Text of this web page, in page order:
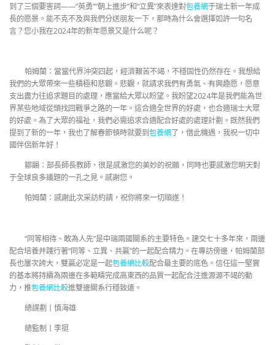
到了三個要害詞——“英勇”“朝上進步”和“立異”來表達對包養網于瑞士新一年成
長的愿景。能不克不及與我們分送朋友一下，那時為什么會選擇如許一句名
言？您小我在2024年的新年愿景又是什么呢？
帕姆蘭：當當代界沖突四起，經濟艱苦不竭，不穩固性仍然存在。我想給
我們的大眾帶來一些積極和悲觀。悲觀，就請求我們有勇氣、有興趣愿，愿意
支出盡力往追求題目的處理，應當給大眾以盼望。我盼望2024年是我們能為世
界某些地域從頭找回戰爭之路的一年。這合適全世界的好處，也合適瑞士大眾
的好處。為了大眾的福祉，我們必需追求合適配合好處的處理計劃。既然我們
提到了新的一年，我也了解春節頓時就要到包養網了，借此機遇，我祝一切中
國伴侶新年好！
鄒韻：部長師長教師，很是感激您的美妙的祝願，同時也要感激您明天對
于全球良多議題的一孔之見。感謝您。
帕姆蘭：感謝此次采訪約請，祝你將來一切順遂！
“同等相待、敢為人先”是中瑞兩國關系的主要特色。建交七十多年來，兩邊
配合培養并踐行著“同等、立異、共贏”的一起配合精力。在專訪傍邊，帕姆蘭部
長也屢次誇大，雙贏必定是一起包養網比較配合最主要的底色。信任這一堅實
的基本將持續為兩邊在多範疇完成高東西的品質一起配合注進源源不竭的動
力，推包養網比較進雙邊關系行穩致遠。
總謀劃丨慎海雄
總監制丨李挺